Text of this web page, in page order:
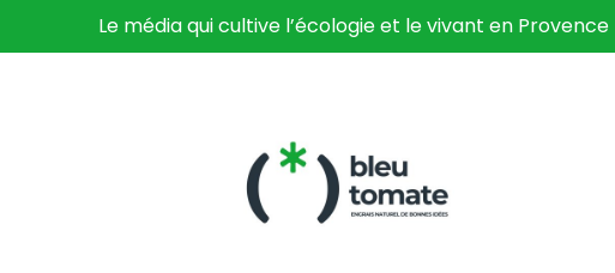
Le média qui cultive l’écologie et le vivant en Provence